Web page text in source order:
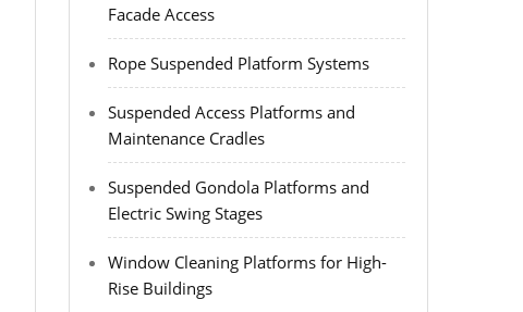
Facade Access
Rope Suspended Platform Systems
Suspended Access Platforms and
Maintenance Cradles
Suspended Gondola Platforms and
Electric Swing Stages
Window Cleaning Platforms for High-
Rise Buildings